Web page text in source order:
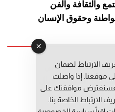
والثقافة والفن
وحقوق الإنسان
الرحيم التوراني
المعطي قبال
فاطمة حوحو
الارتباط لضمان
موقعنا. إذا واصلت
فسنفترض موافقتك على
الخاصة بنا.